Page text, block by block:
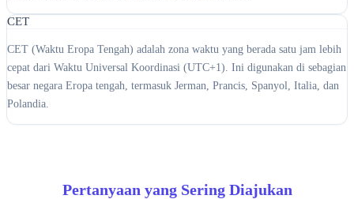
CET
CET (Waktu Eropa Tengah) adalah zona waktu yang berada satu jam lebih
cepat dari Waktu Universal Koordinasi (UTC+1). Ini digunakan di sebagian
besar negara Eropa tengah, termasuk Jerman, Prancis, Spanyol, Italia, dan
Polandia.
Pertanyaan yang Sering Diajukan